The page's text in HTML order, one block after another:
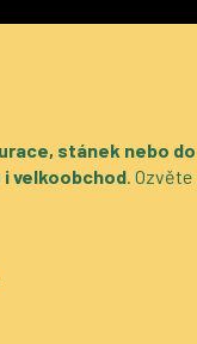
stánek nebo do
velkoobchod. Ozvěte